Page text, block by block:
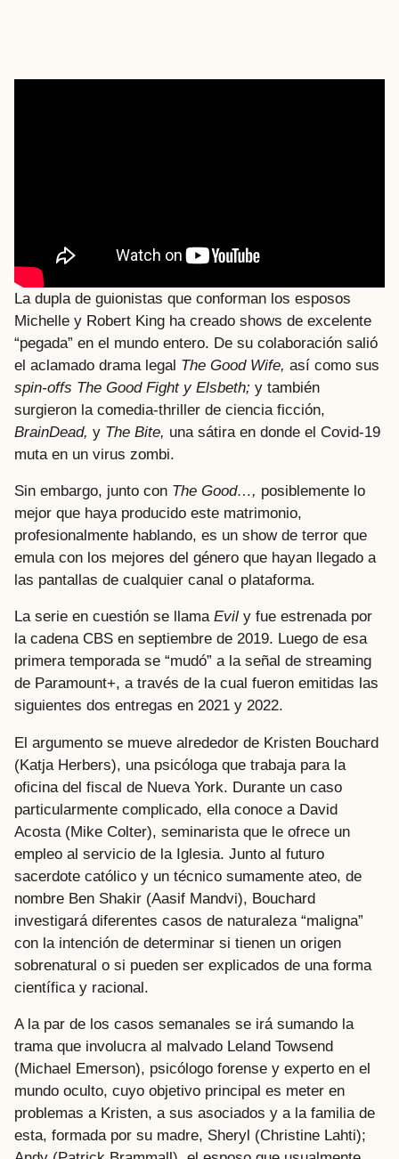
La dupla de guionistas que conforman los esposos
Michelle y Robert King ha creado shows de excelente
“pegada” en el mundo entero. De su colaboración salió
el aclamado drama legal The Good Wife, así como sus
spin-offs The Good Fight y Elsbeth; y también
surgieron la comedia-thriller de ciencia ficción,
BrainDead, y The Bite, una sátira en donde el Covid-19
muta en un virus zombi.
Sin embargo, junto con The Good…, posiblemente lo
mejor que haya producido este matrimonio,
profesionalmente hablando, es un show de terror que
emula con los mejores del género que hayan llegado a
las pantallas de cualquier canal o plataforma.
La serie en cuestión se llama Evil y fue estrenada por
la cadena CBS en septiembre de 2019. Luego de esa
primera temporada se “mudó” a la señal de streaming
de Paramount+, a través de la cual fueron emitidas las
siguientes dos entregas en 2021 y 2022.
El argumento se mueve alrededor de Kristen Bouchard
(Katja Herbers), una psicóloga que trabaja para la
oficina del fiscal de Nueva York. Durante un caso
particularmente complicado, ella conoce a David
Acosta (Mike Colter), seminarista que le ofrece un
empleo al servicio de la Iglesia. Junto al futuro
sacerdote católico y un técnico sumamente ateo, de
nombre Ben Shakir (Aasif Mandvi), Bouchard
investigará diferentes casos de naturaleza “maligna”
con la intención de determinar si tienen un origen
sobrenatural o si pueden ser explicados de una forma
científica y racional.
A la par de los casos semanales se irá sumando la
trama que involucra al malvado Leland Towsend
(Michael Emerson), psicólogo forense y experto en el
mundo oculto, cuyo objetivo principal es meter en
problemas a Kristen, a sus asociados y a la familia de
esta, formada por su madre, Sheryl (Christine Lahti);